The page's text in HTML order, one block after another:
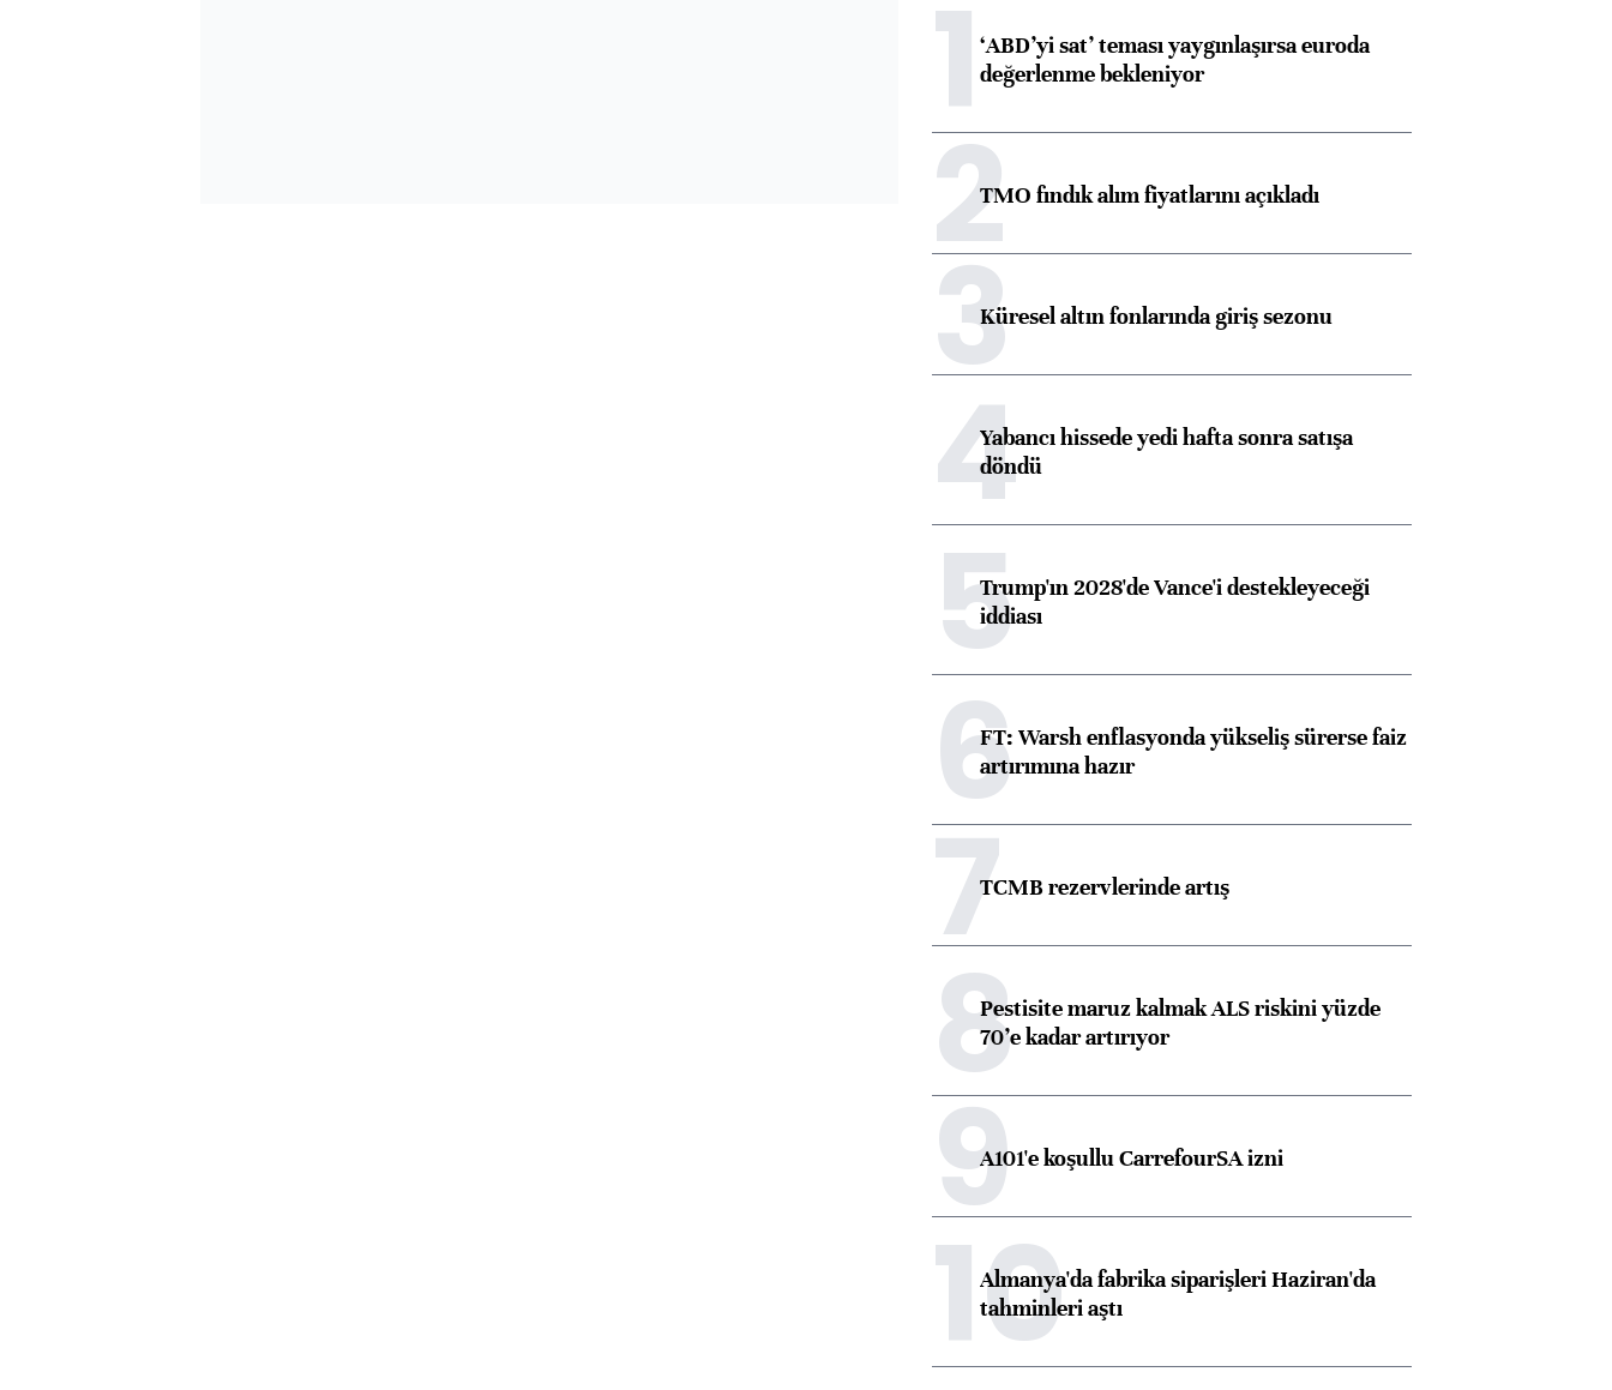
1‘ABD’yi sat’ teması yaygınlaşırsa euroda
değerlenme bekleniyor
2TMO fındık alım fiyatlarını açıkladı
3Küresel altın fonlarında giriş sezonu
4Yabancı hissede yedi hafta sonra satışa
döndü
5Trump'ın 2028'de Vance'i destekleyeceği
iddiası
6FT: Warsh enflasyonda yükseliş sürerse faiz
artırımına hazır
7TCMB rezervlerinde artış
8Pestisite maruz kalmak ALS riskini yüzde
70’e kadar artırıyor
9A101'e koşullu CarrefourSA izni
10
Almanya'da fabrika siparişleri Haziran'da
tahminleri aştı